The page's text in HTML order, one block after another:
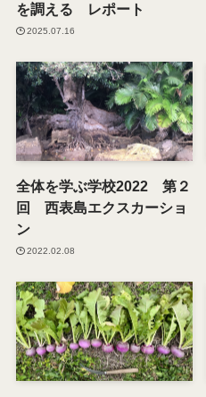
を調える レポート
2025.07.16
全体を学ぶ学校2022 第２
回 西表島エクスカーショ
ン
2022.02.08